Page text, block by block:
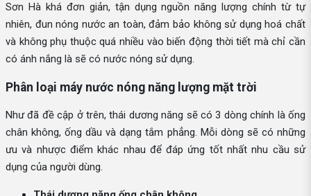
Sơn Hà khá đơn giản, tận dụng nguồn năng lượng chính từ tự
nhiên, đun nóng nước an toàn, đảm bảo không sử dụng hoá chất
và không phụ thuộc quá nhiều vào biến động thời tiết mà chỉ cần
có ánh nắng là sẽ có nước nóng sử dụng.
Phân loại máy nước nóng năng lượng mặt trời
Như đã đề cập ở trên, thái dương năng sẽ có 3 dòng chính là ống
chân không, ống dầu và dạng tắm phẳng. Mỗi dòng sẽ có những
ưu và nhược điểm khác nhau để đáp ứng tốt nhất nhu cầu sử
dụng của người dùng.